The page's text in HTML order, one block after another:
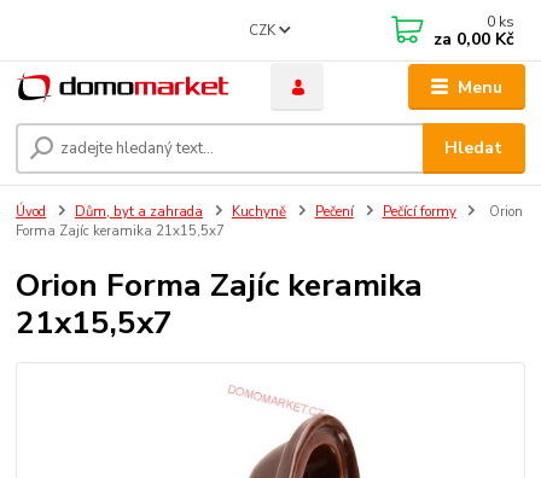
Menu
CZK
Hledat
0 ks
za 0,00 Kč
Úvod Dům, byt a zahrada Kuchyně Pečení Pečící formy
Orion
Forma Zajíc keramika 21x15,5x7
Orion Forma Zajíc keramika
21x15,5x7